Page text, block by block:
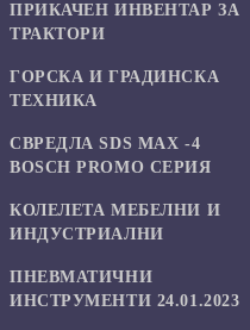
ПРИКАЧЕН ИНВЕНТАР ЗА
ТРАКТОРИ
ГОРСКА И ГРАДИНСКА
ТЕХНИКА
СВРЕДЛА SDS MAX -4
BOSCH PROMO СЕРИЯ
КОЛЕЛЕТА МЕБЕЛНИ И
ИНДУСТРИАЛНИ
ПНЕВМАТИЧНИ
ИНСТРУМЕНТИ 24.01.2023